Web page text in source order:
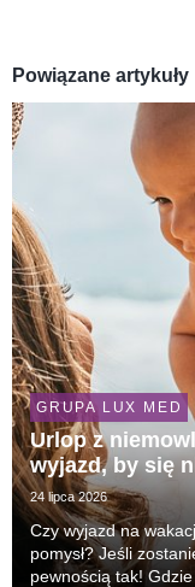
Powiązane artykuły
GRUPA LUX MED
Urlop z
wyjazd, by się
24 lipca 2026
Czy wyjazd na
pomysł? Jeśli
pewnością tak!